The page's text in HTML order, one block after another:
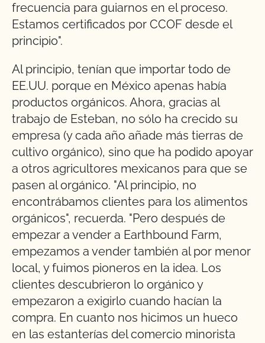
frecuencia para guiarnos en el proceso.
Estamos certificados por CCOF desde el
principio".
Al principio, tenían que importar todo de
EE.UU. porque en México apenas había
productos orgánicos. Ahora, gracias al
trabajo de Esteban, no sólo ha crecido su
empresa (y cada año añade más tierras de
cultivo orgánico), sino que ha podido apoyar
a otros agricultores mexicanos para que se
pasen al orgánico. "Al principio, no
encontrábamos clientes para los alimentos
orgánicos", recuerda. "Pero después de
empezar a vender a Earthbound Farm,
empezamos a vender también al por menor
local, y fuimos pioneros en la idea. Los
clientes descubrieron lo orgánico y
empezaron a exigirlo cuando hacían la
compra. En cuanto nos hicimos un hueco
en las estanterías del comercio minorista